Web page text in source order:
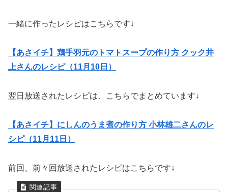
一緒に作ったレシピはこちらです↓
【あさイチ】鶏手羽元のトマトスープの作り方 クック井
上さんのレシピ（11月10日）
翌日放送されたレシピは、こちらでまとめています↓
【あさイチ】にしんのうま煮の作り方 小林雄二さんのレ
シピ（11月11日）
前回、前々回放送されたレシピはこちらです↓